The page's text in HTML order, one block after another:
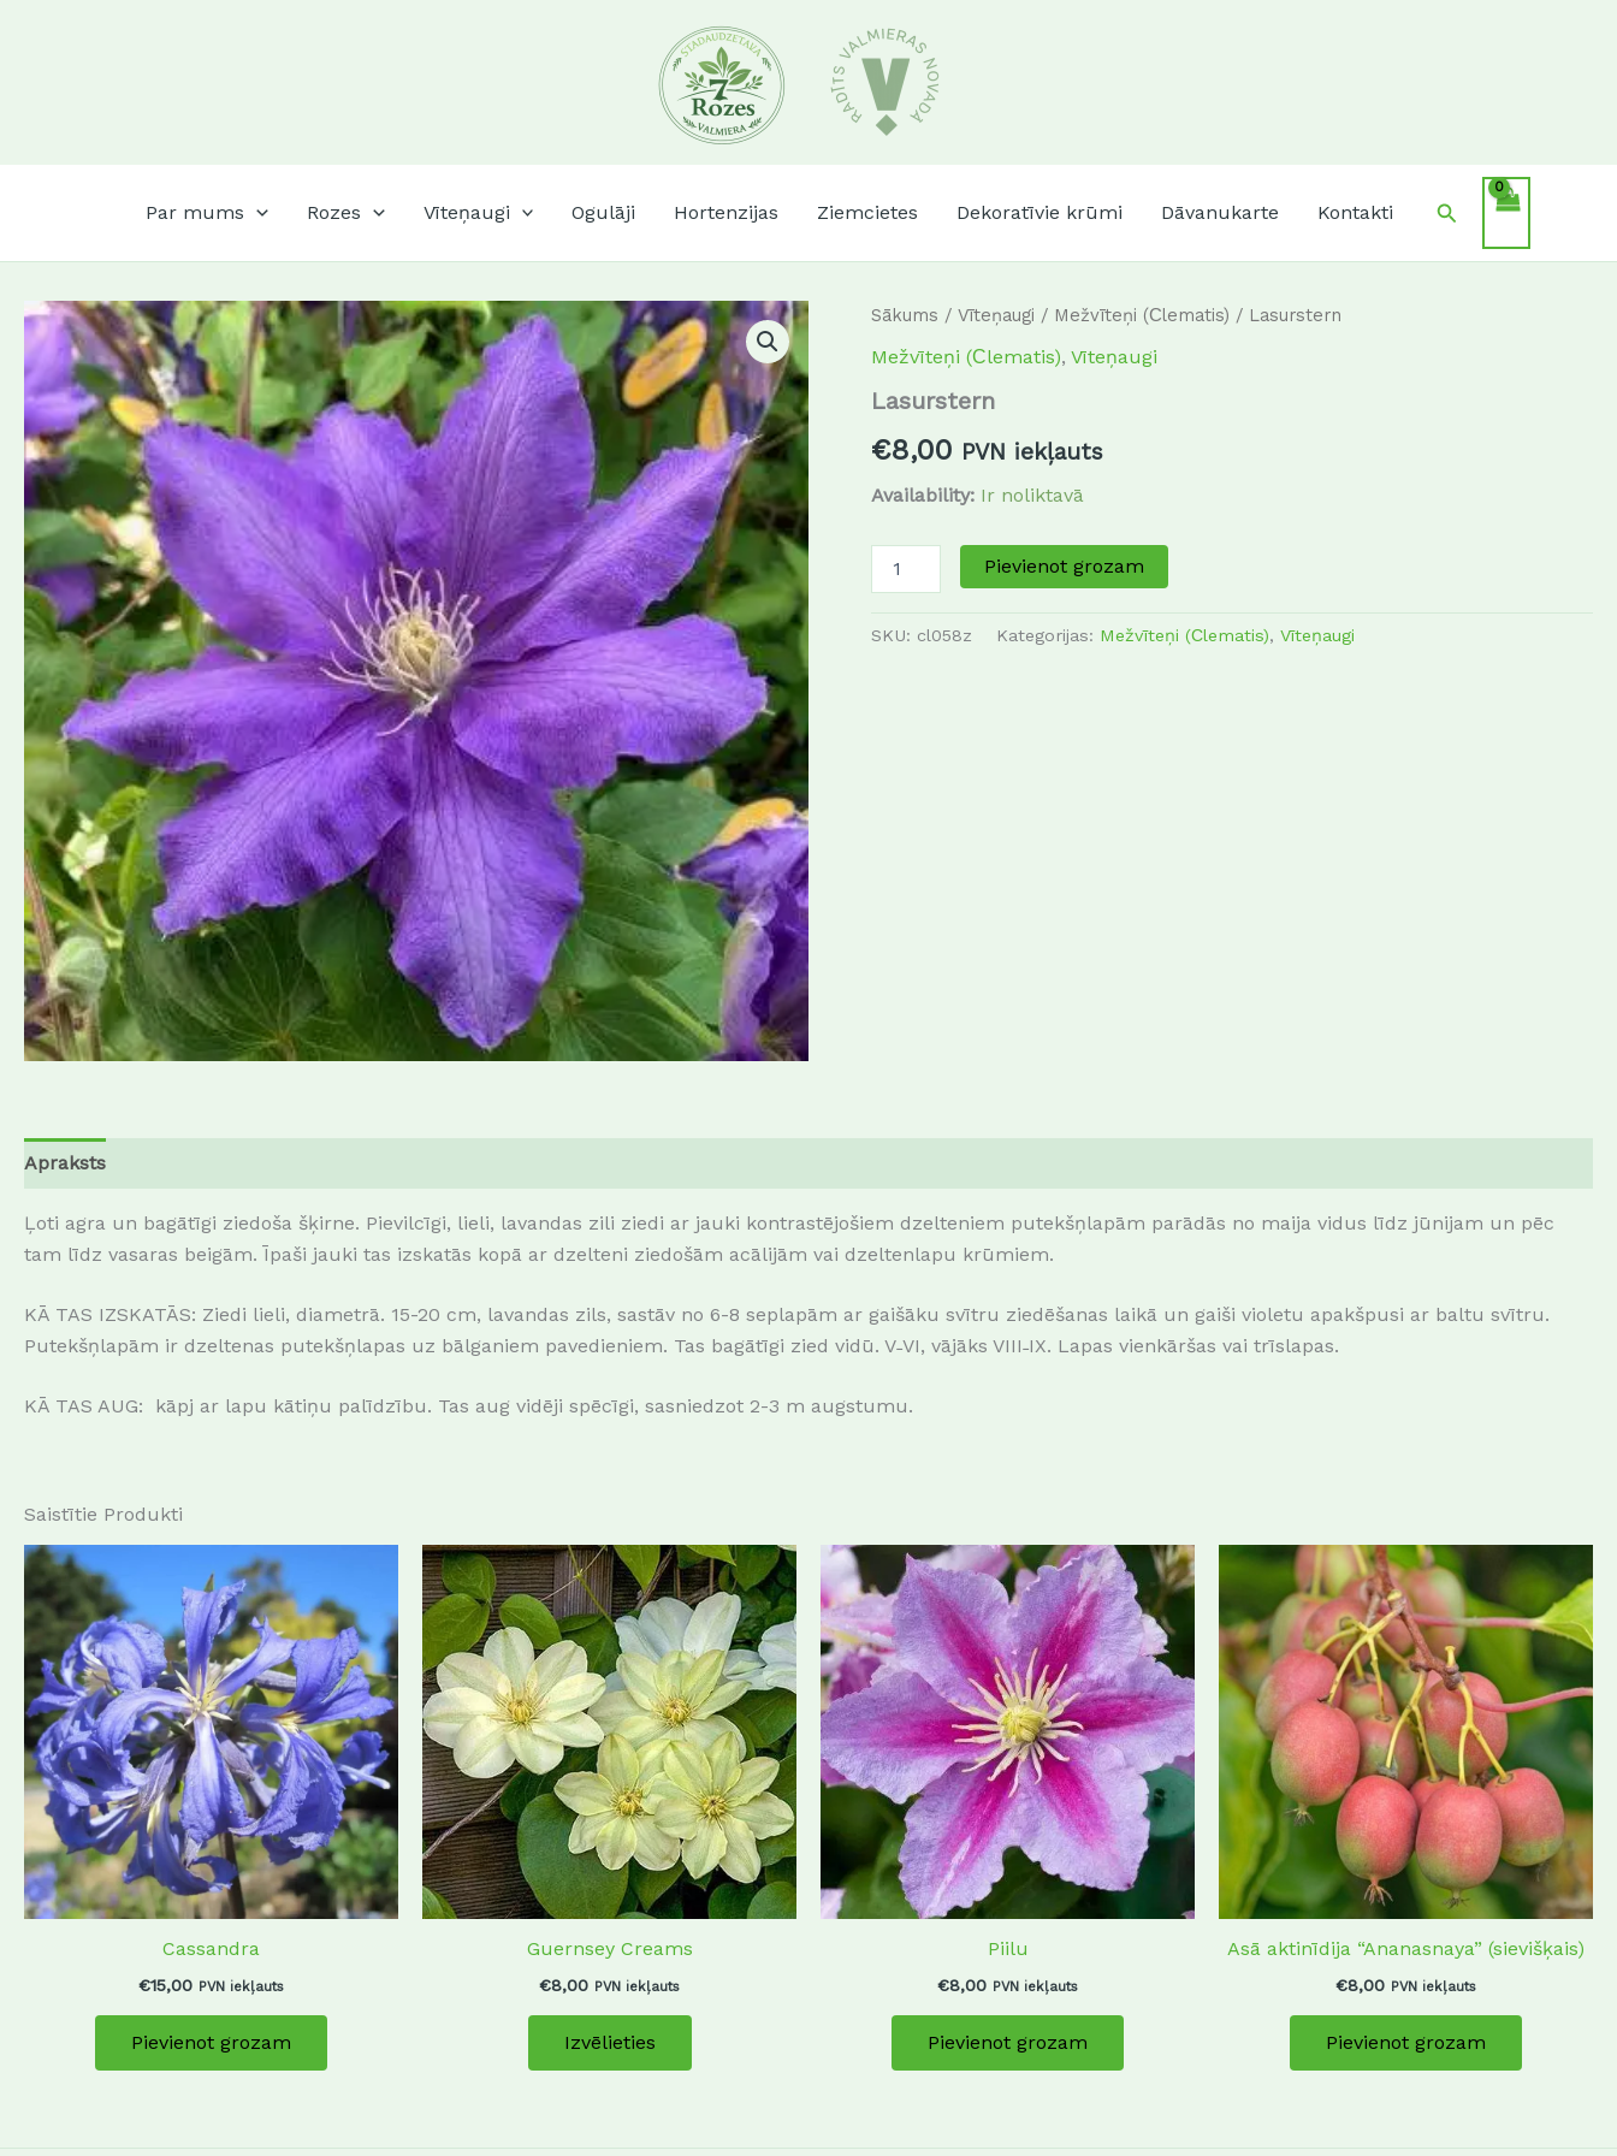
Par mums Rozes Vīteņaugi Ogulāji Hortenzijas Ziemcietes Dekoratīvie krūmi Dāvanukarte Kontakti Search
Sākums /Vīteņaugi / Mežvīteņi (Сlematis) / Lasurstern
Mežvīteņi (Сlematis),Vīteņaugi
Lasurstern
€8,00 PVN iekļauts
Availability: Ir noliktavā
Lasurstern
Pievienot grozam
SKU: cl058z Kategorijas: Mežvīteņi (Сlematis),Vīteņaugi
Apraksts
Ļoti agra un bagātīgi ziedoša šķirne. Pievilcīgi, lieli, lavandas zili ziedi ar jauki kontrastējošiem dzelteniem putekšņlapām parādās no maija vidus līdz jūnijam un pēc
tam līdz vasaras beigām. Īpaši jauki tas izskatās kopā ar dzelteni ziedošām acālijām vai dzeltenlapu krūmiem.
KĀ TAS IZSKATĀS: Ziedi lieli, diametrā. 15-20 cm, lavandas zils, sastāv no 6-8 seplapām ar gaišāku svītru ziedēšanas laikā un gaiši violetu apakšpusi ar baltu svītru.
Putekšņlapām ir dzeltenas putekšņlapas uz bālganiem pavedieniem. Tas bagātīgi zied vidū. V˗VI, vājāks VIII˗IX. Lapas vienkāršas vai trīslapas.
KĀ TAS AUG: kāpj ar lapu kātiņu palīdzību. Tas aug vidēji spēcīgi, sasniedzot 2-3 m augstumu.
Saistītie Produkti
Cassandra
€15,00 PVN iekļauts
Pievienot grozam
Guernsey Creams
€8,00 PVN iekļauts
Izvēlieties
This
product
has
multiple
variants.
The
options
may
be
chosen
on
the
Piilu
€8,00 PVN iekļauts
Pievienot grozam
Asā aktinīdija “Ananasnaya” (sievišķais)
€8,00 PVN iekļauts
Pievienot grozam